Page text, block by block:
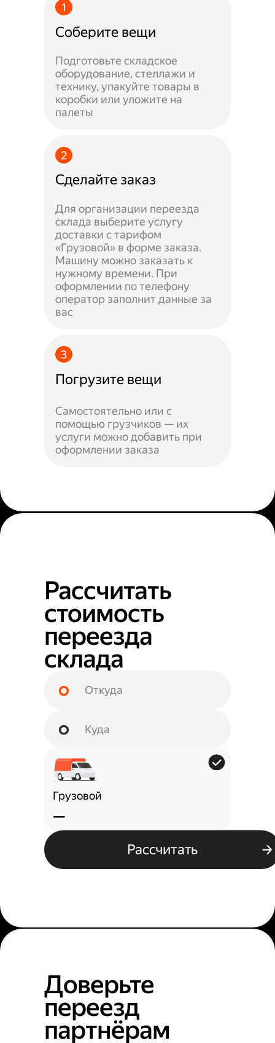
Соберите вещи
Подготовьте складское
оборудование, стеллажи и
технику, упакуйте товары в
коробки или уложите на
палеты
Сделайте заказ
Для организации переезда
склада выберите услугу
доставки с тарифом
«Грузовой» в форме заказа.
Машину можно заказать к
нужному времени. При
оформлении по телефону
оператор заполнит данные за
вас
Погрузите вещи
Самостоятельно или с
помощью грузчиков — их
услуги можно добавить при
оформлении заказа
Рассчитать
стоимость
переезда
склада
Грузовой
—
Рассчитать
Доверьте
переезд
партнёрам